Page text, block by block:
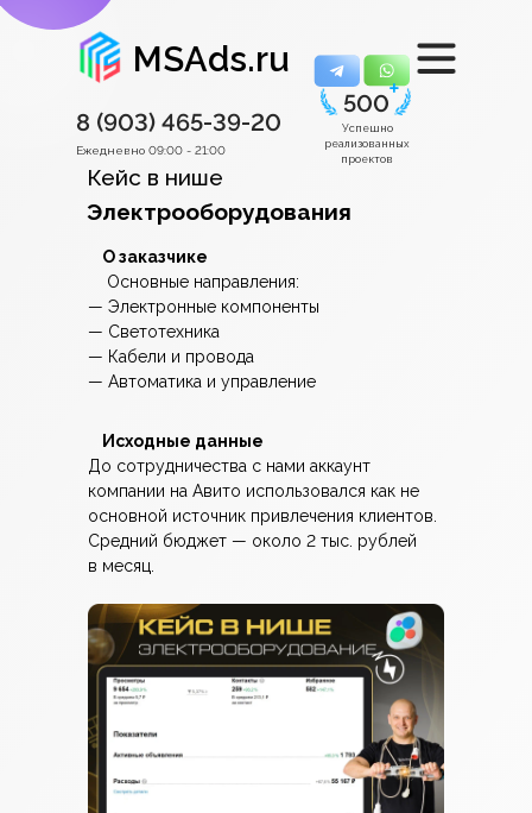
500
8 (903) 465-39-20
Ежедневно 09:00 - 21:00
Успешно
реализованных
проектов
MSAds.ru
О заказчике
Основные направления:
— Электронные компоненты
— Светотехника
— Кабели и провода
— Автоматика и управление
Кейс в нише
Электрооборудования
Исходные данные
До сотрудничества с нами аккаунт
компании на Авито использовался как не
основной источник привлечения клиентов.
Средний бюджет — около 2 тыс. рублей
в месяц.